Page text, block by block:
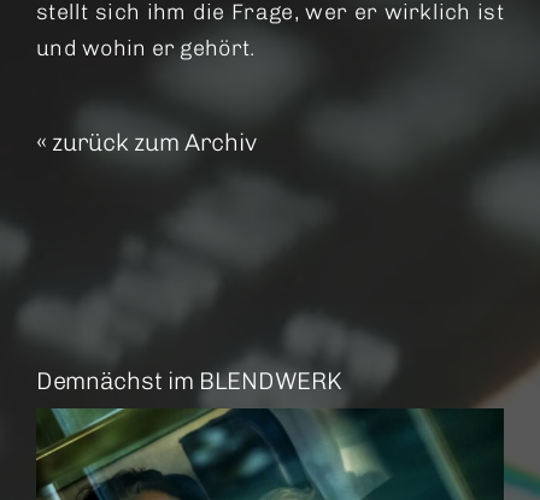
stellt sich ihm die Frage, wer er wirklich ist
und wohin er gehört.
« zurück zum Archiv
Demnächst im BLENDWERK